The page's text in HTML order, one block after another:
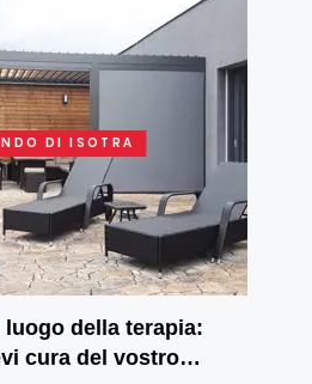
DI ISOTRA
luogo della terapia:
cura del vostro